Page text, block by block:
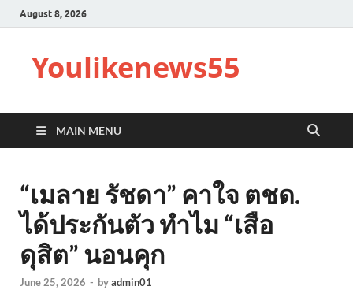
August 8, 2026
Youlikenews55
MAIN MENU
“เมลาย รัชดา” คาใจ ตชด.
ได้ประกันตัว ทำไม “เสือ
ดุสิต” นอนคุก
June 25, 2026 - byadmin01